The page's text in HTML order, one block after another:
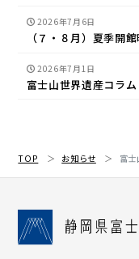
2026年7月6日
（７・８月）夏季開
2026年7月1日
富士山世界遺産コラム
TOP お知らせ 富